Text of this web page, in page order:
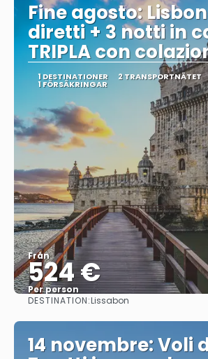
Fine agosto:
diretti + 3 notti in
TRIPLA con
1 DESTINATIONER 2 TRANSPORTNÄTET
1 FÖRSÄKRINGAR
Från
524 €
Per person
DESTINATION:Lissabon
14 novembre: Voli